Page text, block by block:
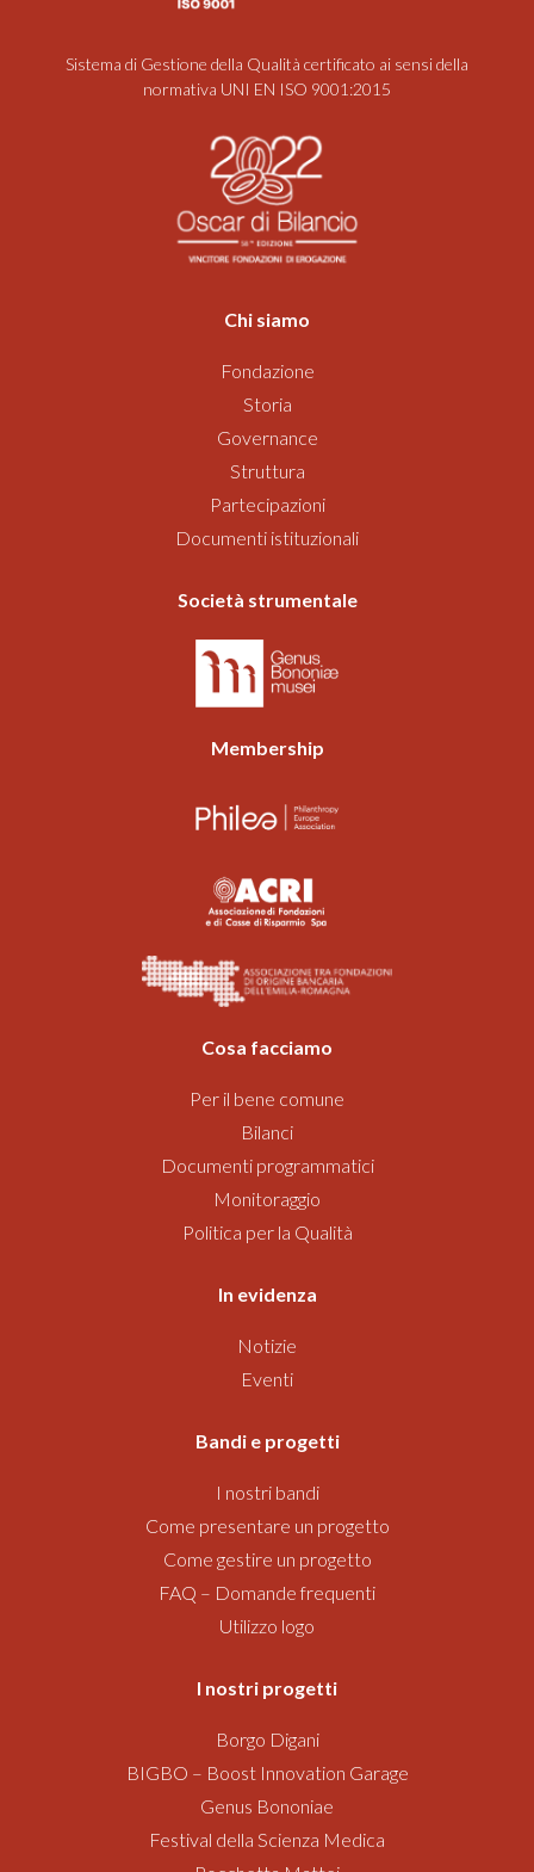
Sistema di Gestione della Qualità certificato ai sensi della
normativa UNI EN ISO 9001:2015
Chi siamo
Fondazione
Storia
Governance
Struttura
Partecipazioni
Documenti istituzionali
Società strumentale
Membership
Cosa facciamo
Per il bene comune
Bilanci
Documenti programmatici
Monitoraggio
Politica per la Qualità
In evidenza
Notizie
Eventi
Bandi e progetti
I nostri bandi
Come presentare un progetto
Come gestire un progetto
FAQ – Domande frequenti
Utilizzo logo
I nostri progetti
Borgo Digani
BIGBO – Boost Innovation Garage
Genus Bononiae
Festival della Scienza Medica